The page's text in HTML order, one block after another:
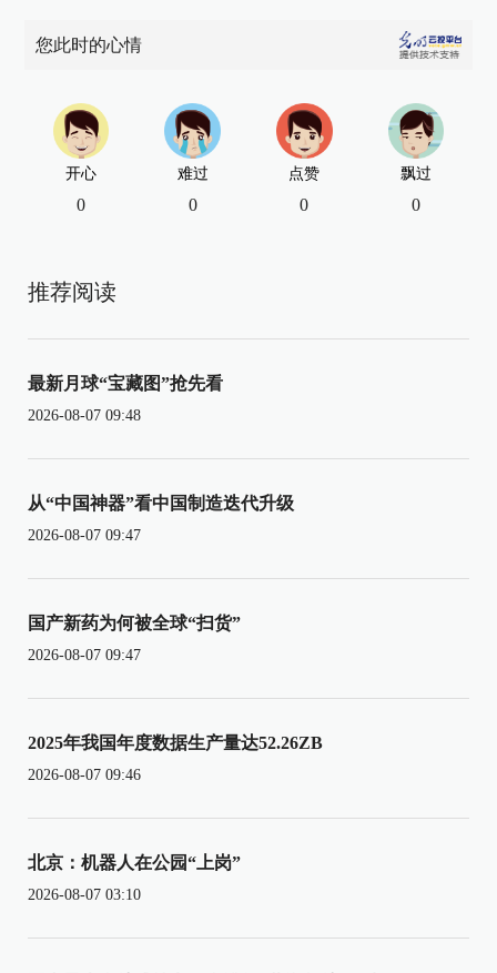
您此时的心情
开心
0
难过
0
点赞
0
飘过
0
推荐阅读
最新月球“宝藏图”抢先看
2026-08-07 09:48
从“中国神器”看中国制造迭代升级
2026-08-07 09:47
国产新药为何被全球“扫货”
2026-08-07 09:47
2025年我国年度数据生产量达52.26ZB
2026-08-07 09:46
北京：机器人在公园“上岗”
2026-08-07 03:10